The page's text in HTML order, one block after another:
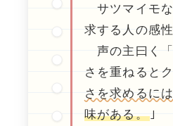
サツマイモ
求する人の感
声の主曰く
さを重ねると
さを求めるに
味がある。 ｣